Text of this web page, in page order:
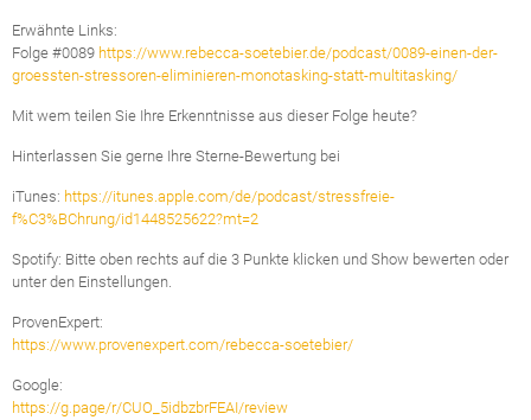
Erwähnte Links:
Folge #0089 https://www.rebecca-soetebier.de/podcast/0089-einen-der-
groessten-stressoren-eliminieren-monotasking-statt-multitasking/
Mit wem teilen Sie Ihre Erkenntnisse aus dieser Folge heute?
Hinterlassen Sie gerne Ihre Sterne-Bewertung bei
iTunes: https://itunes.apple.com/de/podcast/stressfreie-
f%C3%BChrung/id1448525622?mt=2
Spotify: Bitte oben rechts auf die 3 Punkte klicken und Show bewerten oder
unter den Einstellungen.
ProvenExpert:
https://www.provenexpert.com/rebecca-soetebier/
Google:
https://g.page/r/CUO_5idbzbrFEAI/review